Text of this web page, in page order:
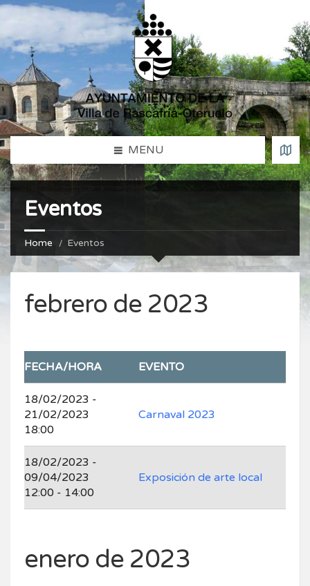
MENU
Eventos
Home Eventos
febrero de 2023
FECHA/HORA EVENTO
18/02/2023 -
21/02/2023
18:00
Carnaval 2023
18/02/2023 -
09/04/2023
12:00 - 14:00
Exposición de arte local
enero de 2023